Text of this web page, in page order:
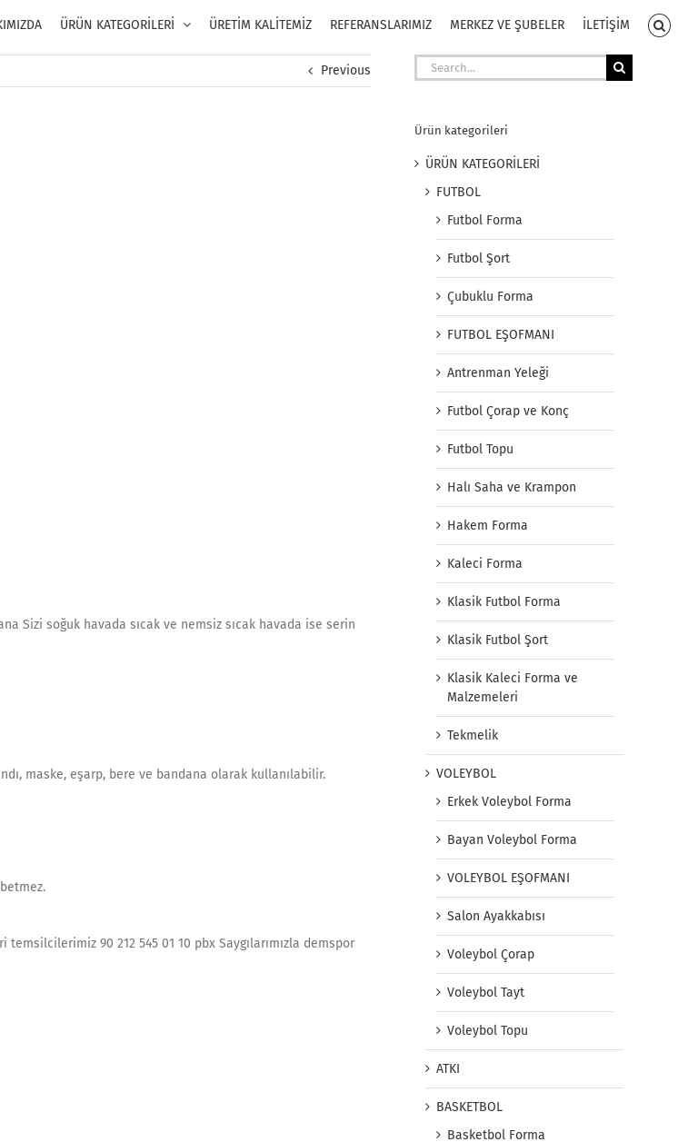
ÜRÜN KATEGORİLERİ ÜRETİM KALİTEMİZ REFERANSLARIMIZ MERKEZ VE ŞUBELER İLETİŞİM
Previous
Sizi soğuk havada sıcak ve nemsiz sıcak havada ise serin
maske, eşarp, bere ve bandana olarak kullanılabilir.
90 212 545 01 10 pbx Saygılarımızla demspor
Search
for:
Ürün kategorileri
ÜRÜN KATEGORİLERİ
FUTBOL
Futbol Forma
Futbol Şort
Çubuklu Forma
FUTBOL EŞOFMANI
Antrenman Yeleği
Futbol Çorap ve Konç
Futbol Topu
Halı Saha ve Krampon
Hakem Forma
Kaleci Forma
Klasik Futbol Forma
Klasik Futbol Şort
Klasik Kaleci Forma ve
Malzemeleri
Tekmelik
VOLEYBOL
Erkek Voleybol Forma
Bayan Voleybol Forma
VOLEYBOL EŞOFMANI
Salon Ayakkabısı
Voleybol Çorap
Voleybol Tayt
Voleybol Topu
ATKI
BASKETBOL
Basketbol Forma